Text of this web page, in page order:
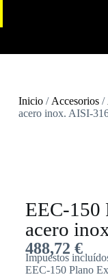
Inicio/ Accesorios/
acero inox. AISI-
EEC-150
acero
488,72 €
Impuestos
EEC-150 Plano